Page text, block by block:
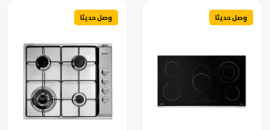
وصل حديثا وصل حديثا